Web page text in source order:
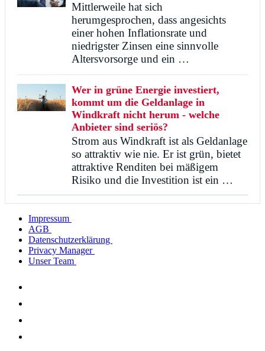
Mittlerweile hat sich
herumgesprochen, dass angesichts
einer hohen Inflationsrate und
niedrigster Zinsen eine sinnvolle
Altersvorsorge und ein …
Wer in grüne Energie investiert,
kommt um die Geldanlage in
Windkraft nicht herum - welche
Anbieter sind seriös?
Strom aus Windkraft ist als Geldanlage
so attraktiv wie nie. Er ist grün, bietet
attraktive Renditen bei mäßigem
Risiko und die Investition ist ein …
Impressum
AGB
Datenschutzerklärung
Privacy Manager
Unser Team